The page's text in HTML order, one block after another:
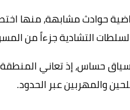
حوادث مشابهة، منها
التشادية جزءاً من
والمهربين عبر الحدود.